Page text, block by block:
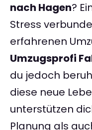
nach Hagen?
Stress
erfahrenen
Umzugsprofi
du jedoch
diese neue
unterstützen
Planung als